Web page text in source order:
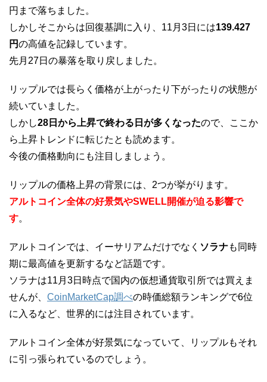
円まで落ちました。
しかしそこからは回復基調に入り、11月3日には139.427
円の高値を記録しています。
先月27日の暴落を取り戻しました。
リップルでは長らく価格が上がったり下がったりの状態が
続いていました。
しかし28日から上昇で終わる日が多くなったので、ここか
ら上昇トレンドに転じたとも読めます。
今後の価格動向にも注目しましょう。
リップルの価格上昇の背景には、2つが挙がります。
アルトコイン全体の好景気やSWELL開催が迫る影響で
す。
アルトコインでは、イーサリアムだけでなく ソラナも同時
期に最高値を更新するなど話題です。
ソラナは11月3日時点で国内の仮想通貨取引所では買えま
せんが、 CoinMarketCap調べの時価総額ランキングで6位
に入るなど、世界的には注目されています。
アルトコイン全体が好景気になっていて、リップルもそれ
に引っ張られているのでしょう。